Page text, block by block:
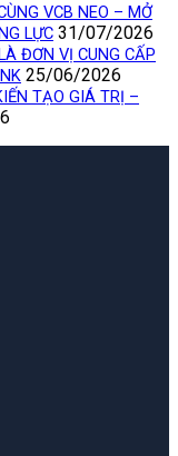
VCB NEO – MỞ
LỰC 31/07/2026
ĐƠN VỊ CUNG CẤP
25/06/2026
TẠO GIÁ TRỊ –